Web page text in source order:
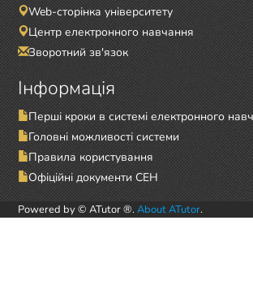
Web-сторінка університету
Центр електронного навчання
Зворотний зв'язок
Інформація
Перші кроки в системі електронного
Головні можливості системи
Правила користування
Офіційні документи СЕН
Powered by © ATutor ®. About ATutor.